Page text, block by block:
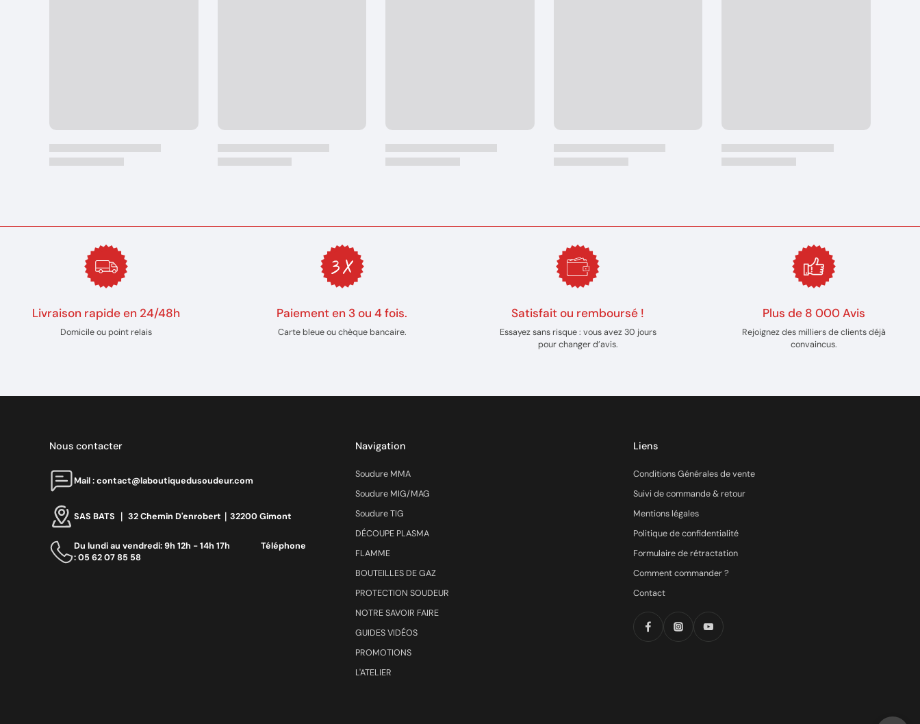
Livraison rapide en 24/48h
Domicile ou point relais
Paiement en 3 ou 4 fois.
Carte bleue ou chèque bancaire.
Satisfait ou remboursé !
Essayez sans risque : vous avez 30 jours
pour changer d’avis.
Plus de 8 000 Avis
Rejoignez des milliers de clients déjà
convaincus.
Nous contacter
Mail : contact@laboutiquedusoudeur.com
SAS BATS ｜ 32 Chemin D'enrobert｜32200 Gimont
Du lundi au vendredi: 9h 12h - 14h 17h ‎ ‎ ‎ ‎ ‎ ‎ ‎ ‎ ‎ ‎ ‎ ‎ ‎ ‎‎ Téléphone
: 05 62 07 85 58
Navigation
Soudure MMA
Soudure MIG/MAG
Soudure TIG
DÉCOUPE PLASMA
FLAMME
BOUTEILLES DE GAZ
PROTECTION SOUDEUR
NOTRE SAVOIR FAIRE
GUIDES VIDÉOS
PROMOTIONS
L'ATELIER
Liens
Conditions Générales de vente
Suivi de commande & retour
Mentions légales
Politique de confidentialité
Formulaire de rétractation
Comment commander ?
Contact